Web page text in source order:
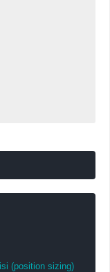
(position sizing)